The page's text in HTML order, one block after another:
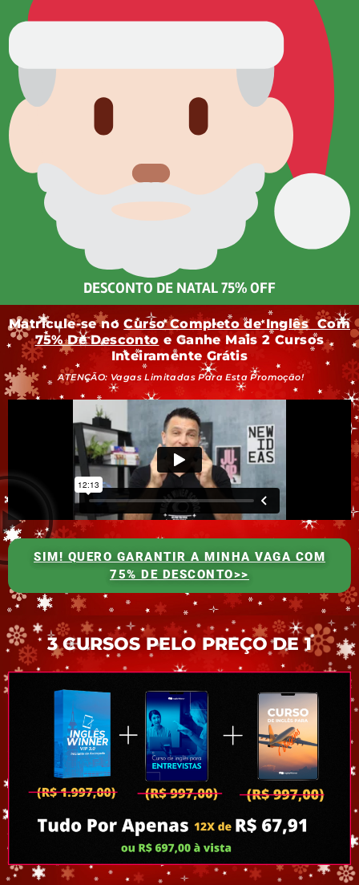
DESCONTO DE NATAL 75% OFF
Matricule-se noCurso Completo de Inglês Com
75% De Desconto e Ganhe Mais 2 Cursos
Inteiramente Grátis
ATENÇÃO: Vagas Limitadas Para Esta Promoção!
SIM! QUERO GARANTIR A MINHA VAGA COM
75% DE DESCONTO>>
3 CURSOS PELO PREÇO DE 1